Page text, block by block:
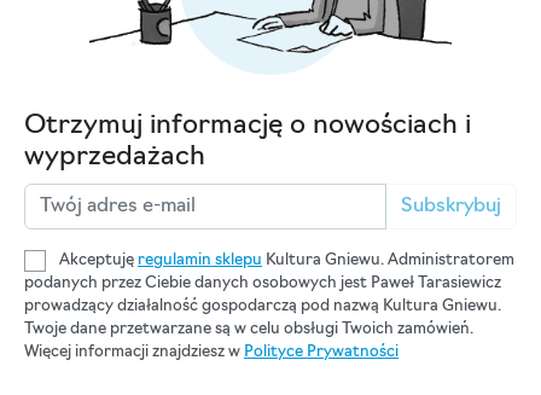
Otrzymuj informację o nowościach i
wyprzedażach
Subskrybuj
Akceptuję regulamin sklepu Kultura Gniewu. Administratorem
podanych przez Ciebie danych osobowych jest Paweł Tarasiewicz
prowadzący działalność gospodarczą pod nazwą Kultura Gniewu.
Twoje dane przetwarzane są w celu obsługi Twoich zamówień.
Więcej informacji znajdziesz w Polityce Prywatności